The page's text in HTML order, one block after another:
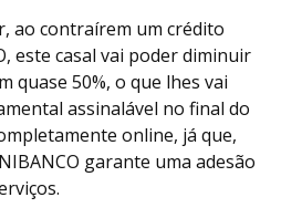
ao contraírem um crédito
este casal vai poder diminuir
quase 50%, o que lhes vai
assinalável no final do
online, já que,
garante uma adesão